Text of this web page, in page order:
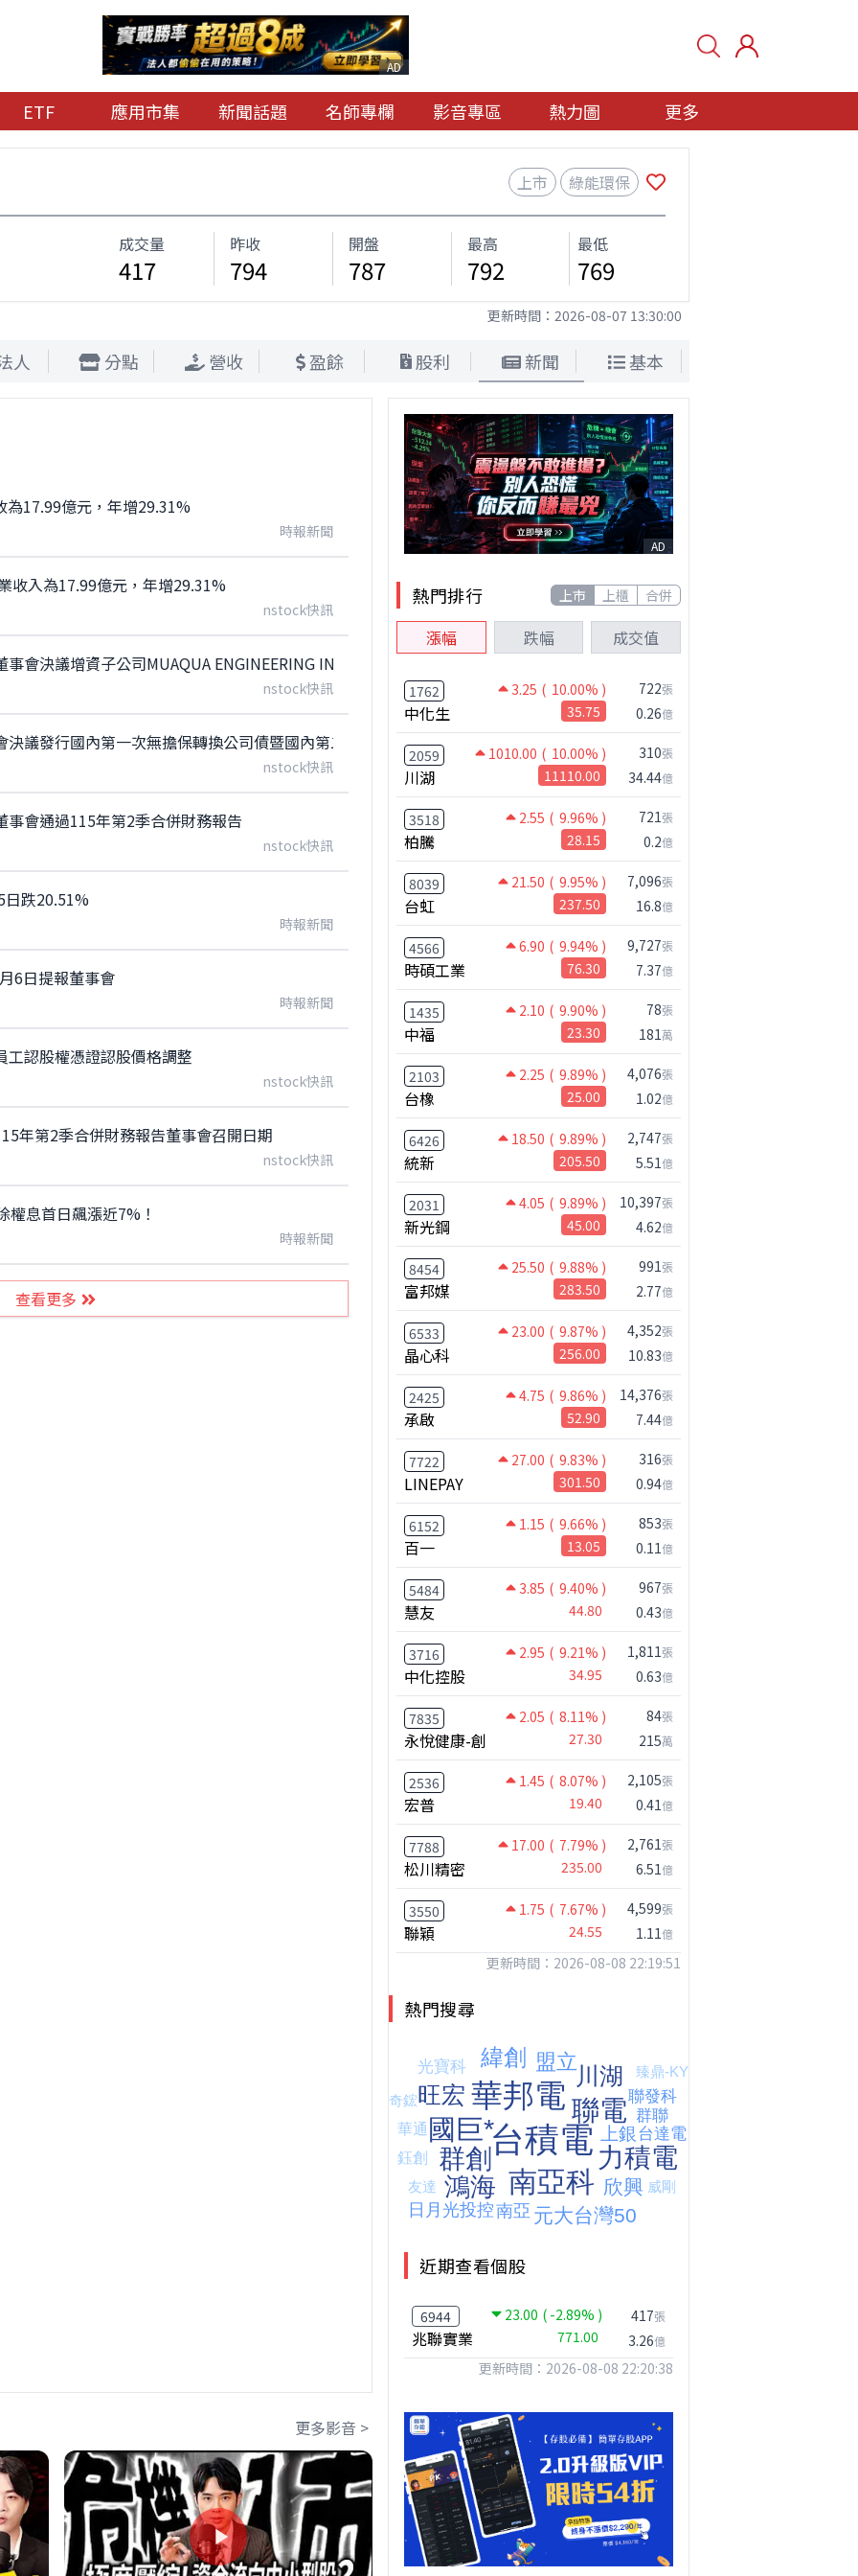
AD
ETF 應用市集 新聞話題 名師專欄 影音專區 熱力圖 更多
上市 綠能環保
成交量
417
昨收
794
開盤
787
最高
792
最低
769
更新時間： 2026-08-07 13:30:00
人 分點 營收 盈餘 股利 新聞 基本
17.99億元，年增29.31%
時報新聞
收入為17.99億元，年增29.31%
nstock快訊
會決議增資子公司MUAQUA ENGINEERING INC.
nstock快訊
議發行國內第一次無擔保轉換公司債暨國內第二次無擔保轉換公司債
nstock快訊
會通過115年第2季合併財務報告
nstock快訊
跌20.51%
時報新聞
6日提報董事會
時報新聞
認股權憑證認股價格調整
nstock快訊
年第2季合併財務報告董事會召開日期
nstock快訊
權息首日飆漲近7%！
時報新聞
查看更多
更多影音 >
AD
熱門排行 上市 上櫃 合併
漲幅 跌幅 成交值
1762 3.25 ( 10.00% )
中化生 35.75
722張
0.26億
2059 1010.00 ( 10.00% )
川湖 11110.00
310張
34.44億
3518 2.55 ( 9.96% )
柏騰 28.15
721張
0.2億
8039 21.50 ( 9.95% )
台虹 237.50
7,096張
16.8億
4566 6.90 ( 9.94% )
時碩工業 76.30
9,727張
7.37億
1435 2.10 ( 9.90% )
中福 23.30
78張
181萬
2103 2.25 ( 9.89% )
台橡 25.00
4,076張
1.02億
6426 18.50 ( 9.89% )
統新 205.50
2,747張
5.51億
2031 4.05 ( 9.89% )
新光鋼 45.00
10,397張
4.62億
8454 25.50 ( 9.88% )
富邦媒 283.50
991張
2.77億
6533 23.00 ( 9.87% )
晶心科 256.00
4,352張
10.83億
2425 4.75 ( 9.86% )
承啟 52.90
14,376張
7.44億
7722 27.00 ( 9.83% )
LINEPAY 301.50
316張
0.94億
6152 1.15 ( 9.66% )
百一 13.05
853張
0.11億
5484 3.85 ( 9.40% )
慧友 44.80
967張
0.43億
3716 2.95 ( 9.21% )
中化控股 34.95
1,811張
0.63億
7835 2.05 ( 8.11% )
永悅健康-創 27.30
84張
215萬
2536 1.45 ( 8.07% )
宏普 19.40
2,105張
0.41億
7788 17.00 ( 7.79% )
松川精密 235.00
2,761張
6.51億
3550 1.75 ( 7.67% )
聯穎 24.55
4,599張
1.11億
更新時間：2026-08-08 22:19:51
熱門搜尋
近期查看個股
6944 23.00 ( -2.89% )
兆聯實業 771.00
417張
3.26億
更新時間：2026-08-08 22:20:38